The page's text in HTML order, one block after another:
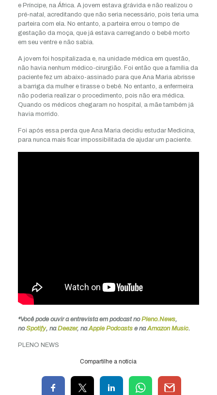
e Príncipe, na África. A jovem estava grávida e não realizou o
pré-natal, acreditando que não seria necessário, pois teria uma
parteira com ela. No entanto, a parteira errou o tempo de
gestação da moça, que já estava carregando o bebê morto
em seu ventre e não sabia.
A jovem foi hospitalizada e, na unidade médica em questão,
não havia nenhum médico-cirurgião. Foi então que a família da
paciente fez um abaixo-assinado para que Ana Maria abrisse
a barriga da mulher e tirasse o bebê. No entanto, a enfermeira
não poderia realizar o procedimento, pois não era médica.
Quando os médicos chegaram no hospital, a mãe também já
havia morrido.
Foi após essa perda que Ana Maria decidiu estudar Medicina,
para nunca mais ficar impossibilitada de ajudar um paciente.
*Você pode ouvir a entrevistaem podcast noPleno.News,
noSpotify, naDeezer, naApple Podcastse naAmazon Music.
PLENO NEWS
Compartilhe a notícia